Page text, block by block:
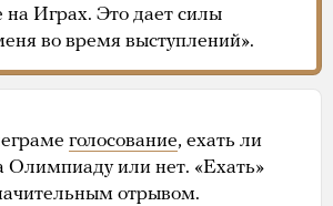
на Играх. Это дает силы
во время выступлений».
голосование, ехать ли
Олимпиаду или нет. «Ехать»
отрывом.